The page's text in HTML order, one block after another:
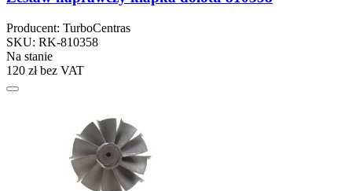
Producent: TurboCentras
SKU: RK-810358
Na stanie
120 złbez VAT